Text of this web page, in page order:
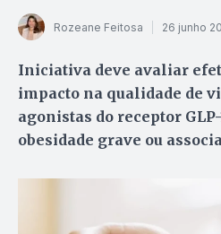
Rozeane Feitosa 26 junho
Iniciativa deve avaliar
impacto na qualidade de
agonistas do receptor
obesidade grave ou